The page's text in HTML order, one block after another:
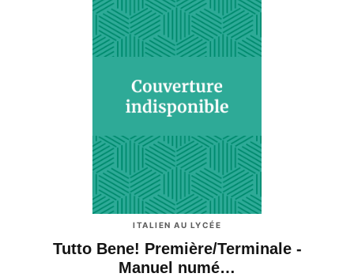
ITALIEN AU LYCÉE
Tutto Bene! Première/Terminale -
Manuel numé…